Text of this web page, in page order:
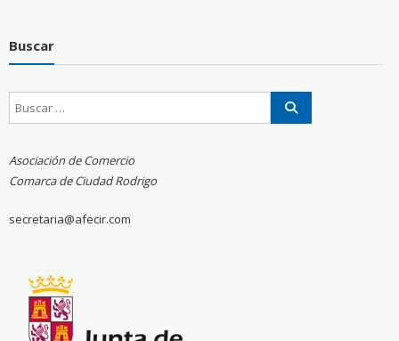
Buscar
Asociación de Comercio
Comarca de Ciudad Rodrigo
secretaria@afecir.com